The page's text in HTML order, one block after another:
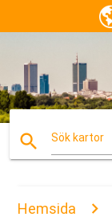
search Sök kartor
Hemsida